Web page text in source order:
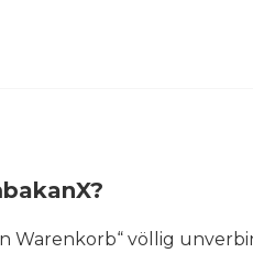
Warenkorb“ völlig